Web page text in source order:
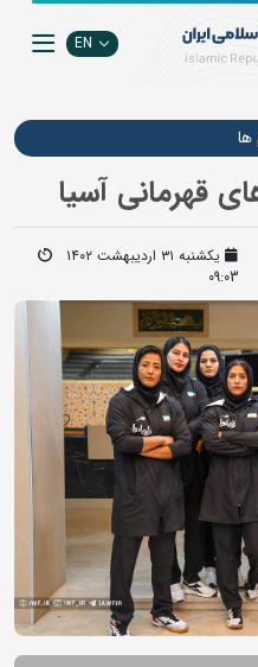
EN
ها
قهرمانی آسیا
یکشنبه ۳۱ اردیبهشت ۱۴۰۲
09:03